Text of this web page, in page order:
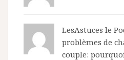
LesAstuces le
problèmes de
couple: